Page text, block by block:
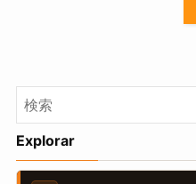
Explorar